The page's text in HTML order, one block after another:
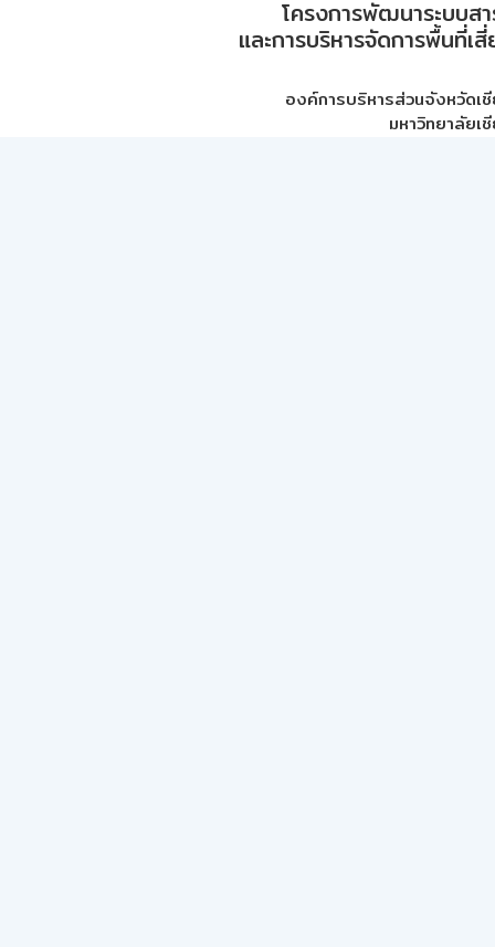
โครงการพัฒนาระบบส
และการบริหารจัดการพื้นที่เ
องค์การบริหารส่วนจังหวัดเ
มหาวิทยาลัยเ